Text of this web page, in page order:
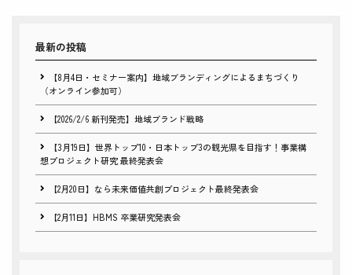
最新の投稿
【8月4日・セミナー案内】地域ブランディングによるまちづくり
（オンライン参加可）
【2026/2/6 新刊発売】地域ブランド戦略
【3月19日】世界トップ10・日本トップ3の観光県を目指す！事業構
想プロジェクト研究 最終発表会
【2月20日】なら未来価値共創プロジェクト最終発表会
【2月11日】HBMS 卒業研究発表会